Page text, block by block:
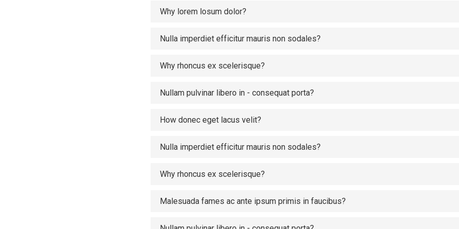
Why lorem losum dolor?
Nulla imperdiet efficitur mauris non sodales?
Why rhoncus ex scelerisque?
Nullam pulvinar libero in - consequat porta?
How donec eget lacus velit?
Nulla imperdiet efficitur mauris non sodales?
Why rhoncus ex scelerisque?
Malesuada fames ac ante ipsum primis in faucibus?